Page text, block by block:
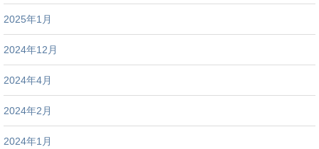
2025年1月
2024年12月
2024年4月
2024年2月
2024年1月